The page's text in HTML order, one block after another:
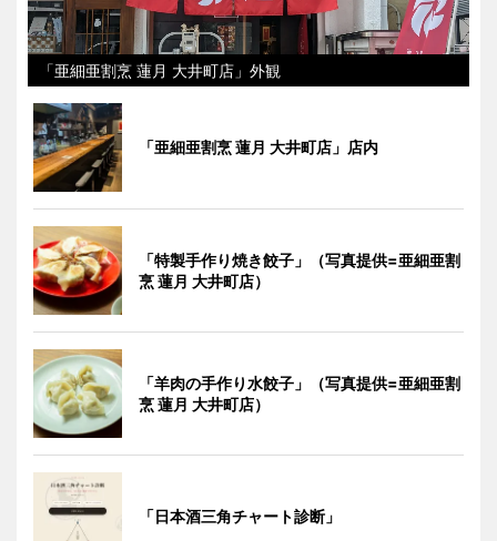
「亜細亜割烹 蓮月 大井町店」外観
「亜細亜割烹 蓮月 大井町店」店内
「特製手作り焼き餃子」（写真提供=亜細亜割
烹 蓮月 大井町店）
「羊肉の手作り水餃子」（写真提供=亜細亜割
烹 蓮月 大井町店）
「日本酒三角チャート診断」